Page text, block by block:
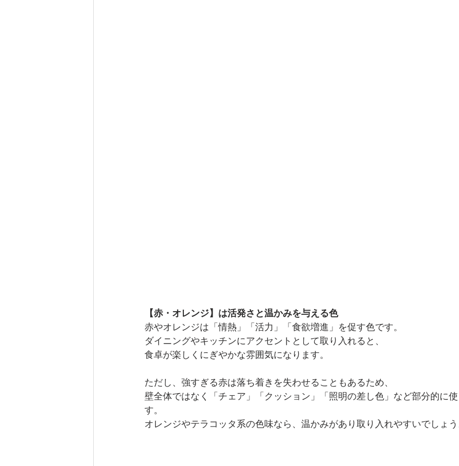
【赤・オレンジ】は活発さと温かみを与える色
赤やオレンジは「情熱」「活力」「食欲増進」を促す色です。
ダイニングやキッチンにアクセントとして取り入れると、
食卓が楽しくにぎやかな雰囲気になります。
ただし、強すぎる赤は落ち着きを失わせることもあるため、
壁全体ではなく「チェア」「クッション」「照明の差し色」など部分的に
す。
オレンジやテラコッタ系の色味なら、温かみがあり取り入れやすいでしょ